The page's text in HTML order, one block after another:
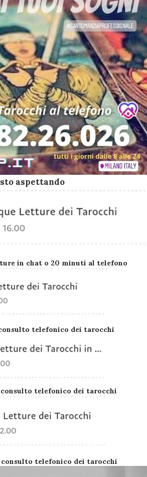
aspettando
in chat o 20 minuti al telefono
telefonico dei tarocchi
telefonico dei tarocchi
telefonico dei tarocchi